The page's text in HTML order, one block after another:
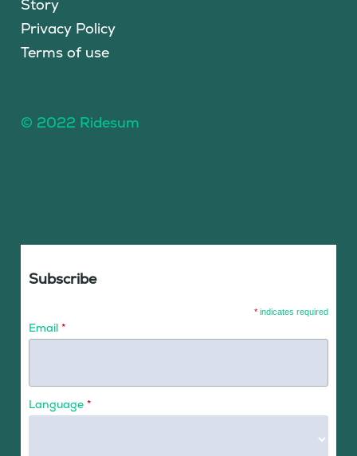
Story
Privacy Policy
Terms of use
© 2022 Ridesum
Subscribe
* indicates required
Email *
Language *